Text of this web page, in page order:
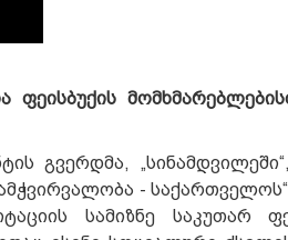
ფეისბუქის
გვერდმა,
-
სამიზნე საკუთარ